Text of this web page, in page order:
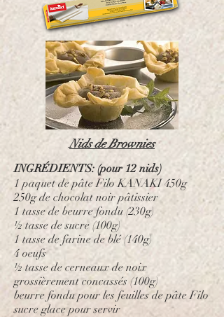
Nids de Brownies
INGRÉDIENTS: (pour 12 nids)
1 paquet de pâte Filo KANAKI 450g
250g de chocolat noir pâtissier
1 tasse de beurre fondu (230g)
½ tasse de sucre (100g)
1 tasse de farine de blé (140g)
4 oeufs
½ tasse de cerneaux de noix
grossièrement concassés (100g)
beurre fondu pour les feuilles de pâte Filo
sucre glace pour servir